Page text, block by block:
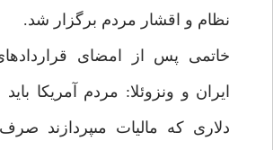
نظام و اقشار مردم برگزار شد.
خاتمى پس از امضاى
ايران و ونزوئلا: مردم آمريكا بايد
دلارى كه ماليات مى‏پردازند